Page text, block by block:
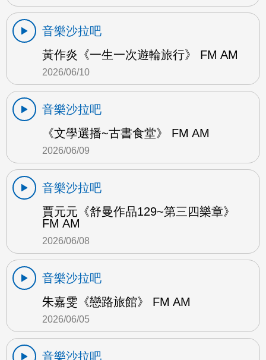
音樂沙拉吧
黃作炎《一生一次遊輪旅行》 FM AM
2026/06/10
音樂沙拉吧
《文學選播~古書食堂》 FM AM
2026/06/09
音樂沙拉吧
賈元元《舒曼作品129~第三四樂章》
FM AM
2026/06/08
音樂沙拉吧
朱嘉雯《戀路旅館》 FM AM
2026/06/05
音樂沙拉吧